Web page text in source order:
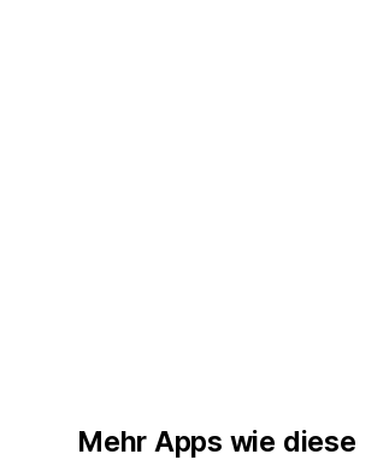
Mehr Apps wie diese